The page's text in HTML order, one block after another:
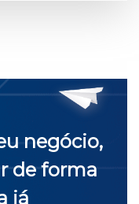
negócio,
de forma
já